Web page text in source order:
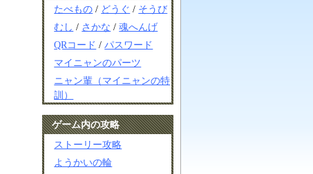
たべもの / どうぐ / そうび
むし / さかな /魂へんげ
QRコード /パスワード
マイニャンのパーツ
ニャン輩（マイニャンの特
訓）
ゲーム内の攻略
ストーリー攻略
ようかいの輪